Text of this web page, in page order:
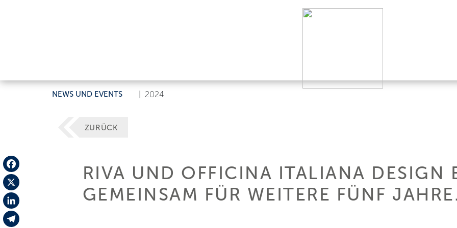
NEWS UND EVENTS 2024
Facebook
X
LinkedIn
ZURÜCK
RIVA UND OFFICINA ITALIANA DESIGN
GEMEINSAM FÜR WEITERE FÜNF